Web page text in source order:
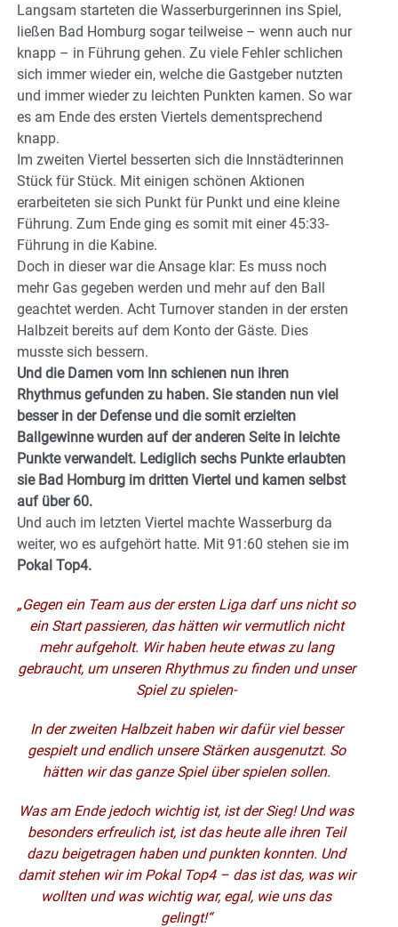
Langsam starteten die Wasserburgerinnen ins Spiel,
ließen Bad Homburg sogar teilweise – wenn auch nur
knapp – in Führung gehen. Zu viele Fehler schlichen
sich immer wieder ein, welche die Gastgeber nutzten
und immer wieder zu leichten Punkten kamen. So war
es am Ende des ersten Viertels dementsprechend
knapp.
Im zweiten Viertel besserten sich die Innstädterinnen
Stück für Stück. Mit einigen schönen Aktionen
erarbeiteten sie sich Punkt für Punkt und eine kleine
Führung. Zum Ende ging es somit mit einer 45:33-
Führung in die Kabine.
Doch in dieser war die Ansage klar: Es muss noch
mehr Gas gegeben werden und mehr auf den Ball
geachtet werden. Acht Turnover standen in der ersten
Halbzeit bereits auf dem Konto der Gäste. Dies
musste sich bessern.
Und die Damen vom Inn schienen nun ihren
Rhythmus gefunden zu haben. Sie standen nun viel
besser in der Defense und die somit erzielten
Ballgewinne wurden auf der anderen Seite in leichte
Punkte verwandelt. Lediglich sechs Punkte erlaubten
sie Bad Homburg im dritten Viertel und kamen selbst
auf über 60.
Und auch im letzten Viertel machte Wasserburg da
weiter, wo es aufgehört hatte. Mit 91:60 stehen sie im
Pokal Top4.
„Gegen ein Team aus der ersten Liga darf uns nicht so
ein Start passieren, das hätten wir vermutlich nicht
mehr aufgeholt. Wir haben heute etwas zu lang
gebraucht, um unseren Rhythmus zu finden und unser
Spiel zu spielen-
In der zweiten Halbzeit haben wir dafür viel besser
gespielt und endlich unsere Stärken ausgenutzt. So
hätten wir das ganze Spiel über spielen sollen.
Was am Ende jedoch wichtig ist, ist der Sieg! Und was
besonders erfreulich ist, ist das heute alle ihren Teil
dazu beigetragen haben und punkten konnten. Und
damit stehen wir im Pokal Top4 – das ist das, was wir
wollten und was wichtig war, egal, wie uns das
gelingt!“